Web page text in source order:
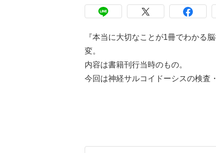
『本当に大切なことが1冊でわかる
変。
内容は書籍刊行当時のもの。
今回は神経サルコイドーシスの検査